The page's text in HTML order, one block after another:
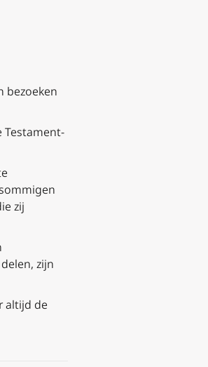
bezoeken
Testament-
zij
zijn
altijd de